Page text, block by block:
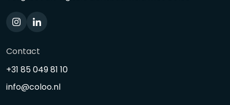
Contact
+31 85 049 81 10
info@coloo.nl